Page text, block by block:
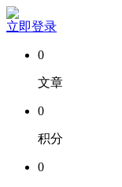
立即登录
0
文章
0
积分
0